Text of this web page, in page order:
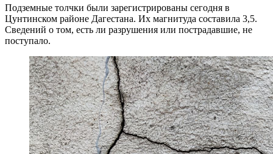
Подземные толчки были зарегистрированы сегодня в
Цунтинском районе Дагестана. Их магнитуда составила 3,5.
Сведений о том, есть ли разрушения или пострадавшие, не
поступало.